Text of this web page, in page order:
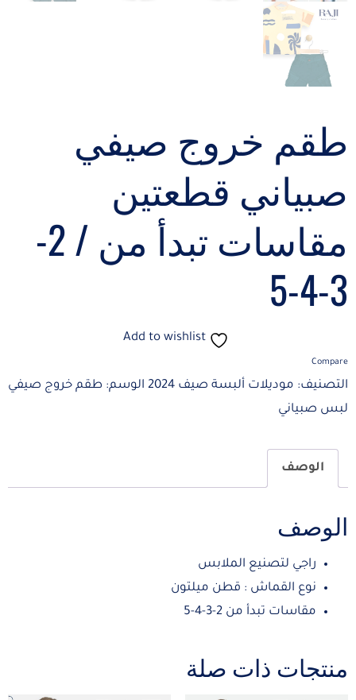
طقم خروج صيفي
صبياني قطعتين
مقاسات تبدأ من / 2-
3-4-5
Add to wishlist
Compare
التصنيف: موديلات ألبسة صيف 2024 الوسم: طقم خروج صيفي
لبس صبياني
الوصف
الوصف
راجي لتصنيع الملابس
نوع القماش : قطن ميلتون
مقاسات تبدأ من 2-3-4-5
منتجات ذات صلة